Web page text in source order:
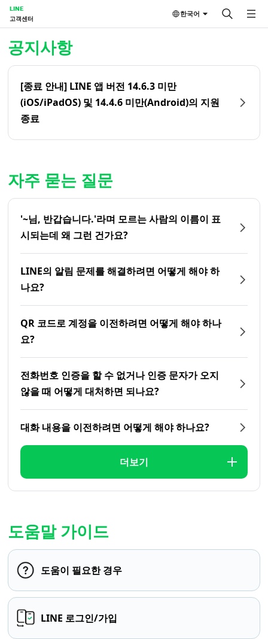
LINE
고객센터
한국어
공지사항
[종료 안내] LINE 앱 버전 14.6.3 미만
(iOS/iPadOS) 및 14.4.6 미만(Android)의 지원
종료
자주 묻는 질문
'~님, 반갑습니다.'라며 모르는 사람의 이름이 표
시되는데 왜 그런 건가요?
LINE의 알림 문제를 해결하려면 어떻게 해야 하
나요?
QR 코드로 계정을 이전하려면 어떻게 해야 하나
요?
전화번호 인증을 할 수 없거나 인증 문자가 오지
않을 때 어떻게 대처하면 되나요?
대화 내용을 이전하려면 어떻게 해야 하나요?
더보기
도움말 가이드
도움이 필요한 경우
LINE 로그인/가입